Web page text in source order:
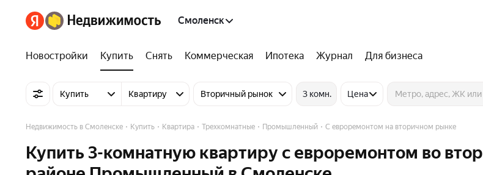
Смоленск
Новостройки Купить Снять Коммерческая Ипотека Журнал Для бизнеса
Купить Квартиру Вторичный рынок 3 комн. Цена
Недвижимость в Смоленске Купить Квартира Трехкомнатные Промышленный С евроремонтом на вторичном рынке
Купить 3-комнатную квартиру с евроремонтом во